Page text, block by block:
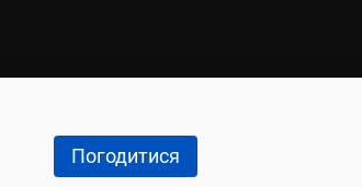
Погодитися